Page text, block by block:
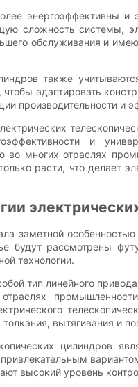
энергоэффективны
сложность системы,
обслуживания и
также
адаптировать
производительности и
и
многих отраслях
расти, что делает
заметной
рассмотрены
технологии.
тип линейного
вытягивания и
цилиндров
высокий уровень